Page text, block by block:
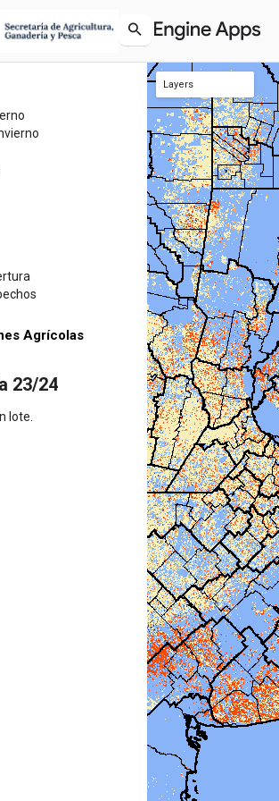
Agrícolas
23/24
lote.
Layers
Frutales
Delegaciones SAGyP
Departamentos
Mapa F23-24